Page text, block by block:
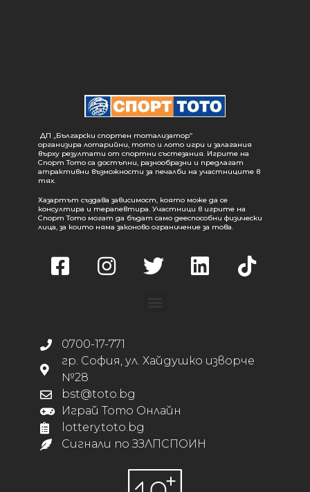
ДП „Български спортен тотализатор“
организира лотарийни, тото и лото игри и залагания
върху резултати от спортни състезания. Игрите на
Спорт Тото са достъпни, разнообразни и предлагат
атрактивни възможности за печалби на участниците в
тях.
Хазартът създава зависимост, която може да се
консултира и терапевтира. Участници в игрите на
Спорт Тото могат да бъдат само дееспособни физически
лица, за които няма законово ограничение за това.
0700-17-771
гр. София, ул. Хайдушко изворче
№28
bst@toto.bg
Играй Тото Онлайн
lottery.toto.bg
Сигнали по ЗЗЛПСПОИН